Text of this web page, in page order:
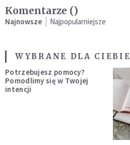
Komentarze ()
Najnowsze Najpopularniejsze
WYBRANE DLA CIEBIE
Potrzebujesz pomocy?
Pomodlimy się w Twojej
intencji